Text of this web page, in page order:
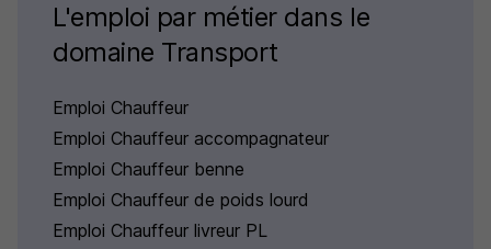
L'emploi par métier dans le
domaine Transport
Emploi Chauffeur
Emploi Chauffeur accompagnateur
Emploi Chauffeur benne
Emploi Chauffeur de poids lourd
Emploi Chauffeur livreur PL